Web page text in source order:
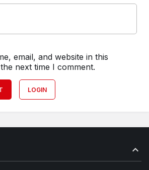
email, and website in this
next time I comment.
LOGIN